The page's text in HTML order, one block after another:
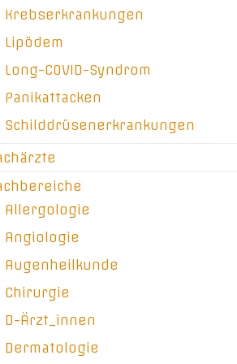
Krebserkrankungen
Lipödem
Long-COVID-Syndrom
Panikattacken
Schilddrüsenerkrankungen
Allergologie
Angiologie
Augenheilkunde
Chirurgie
D-Ärzt_innen
Dermatologie